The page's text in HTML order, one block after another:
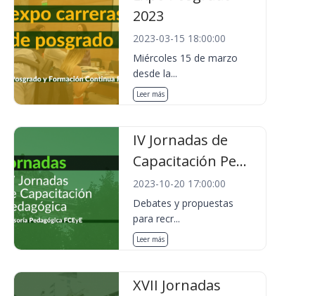
2023
2023-03-15 18:00:00
Miércoles 15 de marzo
desde la...
Leer más
IV Jornadas de
Capacitación Pe...
2023-10-20 17:00:00
Debates y propuestas
para recr...
Leer más
XVII Jornadas